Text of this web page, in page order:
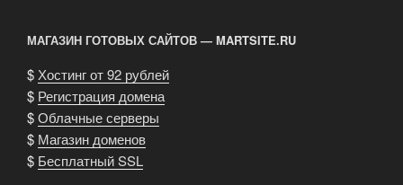
МАГАЗИН ГОТОВЫХ САЙТОВ — MARTSITE.RU
$ Хостинг от 92 рублей
$ Регистрация домена
$Облачные серверы
$ Магазин доменов
$ Бесплатный SSL